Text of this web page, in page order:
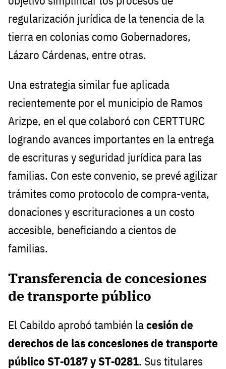
regularización jurídica de la tenencia de la
tierra en colonias como Gobernadores,
Lázaro Cárdenas, entre otras.
Una estrategia similar fue aplicada
recientemente por el municipio de Ramos
Arizpe, en el que colaboró con CERTTURC
logrando avances importantes en la entrega
de escrituras y seguridad jurídica para las
familias. Con este convenio, se prevé agilizar
trámites como protocolo de compra-venta,
donaciones y escrituraciones a un costo
accesible, beneficiando a cientos de
familias.
Transferencia de concesiones
de transporte público
El Cabildo aprobó también lacesión de
derechos de las concesiones de transporte
público ST‑0187 y ST‑0281. Sus titulares